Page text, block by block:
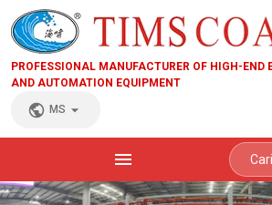
PROFESSIONAL MANUFACTURER OF HIGH-END
AND AUTOMATION EQUIPMENT
MS